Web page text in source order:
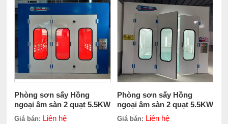
Phòng sơn sấy Hồng
ngoại âm sàn 2 quạt 5.5KW
2 sàn hở
Giá bán: Liên hệ
Phòng sơn sấy Hồng
ngoại âm sàn 2 quạt 5.5KW
3 sàn hở
Giá bán: Liên hệ